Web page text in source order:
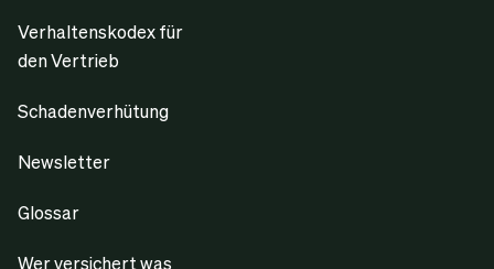
Verhaltenskodex für
den Vertrieb
Schadenverhütung
Newsletter
Glossar
Wer versichert was